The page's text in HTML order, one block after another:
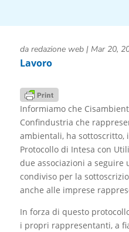
da redazione web| Mar 20,
Lavoro
Informiamo che
Confindustria che
ambientali, ha sottoscritto,
Protocollo di Intesa con
due associazioni a seguire
condiviso per la
anche alle imprese
In forza di questo
i propri rappresentanti, a